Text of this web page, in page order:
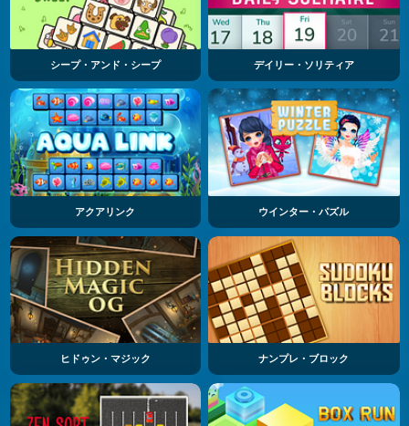
シープ・アンド・シープ デイリー・ソリティア
アクアリンク ウインター・パズル
ヒドゥン・マジック ナンプレ・ブロック